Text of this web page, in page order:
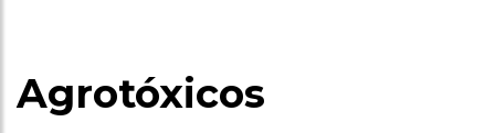
Agrotóxicos